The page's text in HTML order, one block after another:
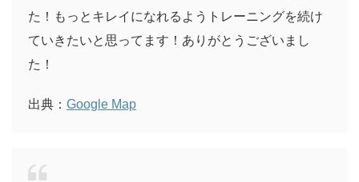
た！もっとキレイになれるようトレーニングを続け
ていきたいと思ってます！ありがとうございまし
た！
出典： Google Map